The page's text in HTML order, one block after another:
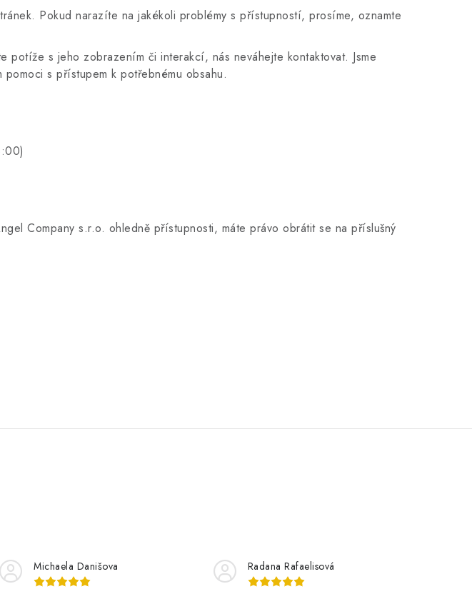
Pokud narazíte na jakékoli problémy s přístupností, prosíme, oznamte
s jeho zobrazením či interakcí, nás neváhejte kontaktovat. Jsme
s přístupem k potřebnému obsahu.
Company s.r.o. ohledně přístupnosti, máte právo obrátit se na příslušný
Michaela Danišova Radana Rafaelisová